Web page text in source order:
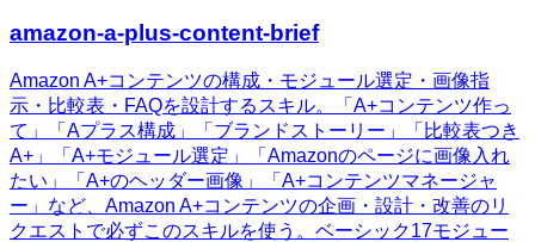
amazon-a-plus-content-brief
Amazon A+コンテンツの構成・モジュール選定・画像指
示・比較表・FAQを設計するスキル。「A+コンテンツ作っ
て」「Aプラス構成」「ブランドストーリー」「比較表つき
A+」「A+モジュール選定」「Amazonのページに画像入れ
たい」「A+のヘッダー画像」「A+コンテンツマネージャ
ー」など、Amazon A+コンテンツの企画・設計・改善のリ
クエストで必ずこのスキルを使う。ベーシック17モジュー